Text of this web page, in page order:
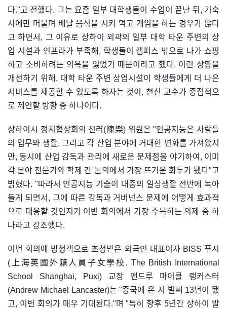
다."고 전했다. 그는 요즘 일부 대학생들이 수업이 끝난 뒤, 기숙
사에만 머물며 배달 음식을 시켜 먹고 게임을 하는 경우가 많다
고 하면서, 그 이유로 상하이 외곽의 일부 대학 타운 주변의 상
업 시설과 인프라가 부족해, 학생들이 캠퍼스 밖으로 나가 쇼핑
하고 소비하려는 의욕을 잃었기 때문이라고 했다. 이런 상황을
개선하기 위해, 대학 타운 주변 상업시설이 학생들에게 더 나은
서비스를 제공할 수 있도록 하자는 것이, 천신 교수가 중점적으
로 제언할 방향 중 하나이다.
상하이시 정치협상회의 천러(陳樂) 위원은 "인공지능은 사람들
의 업무와 생활, 그리고 각 산업 분야에 거대한 변화를 가져왔지
만, 동시에 산업 감독과 관리에 새로운 문제점을 야기하여, 이미
각 분야 전문가와 학제 간 논의에서 가장 뜨거운 화두가 됐다"고
밝혔다. "따라서 인공지능 기술이 대중의 일상생활 전반에 녹아
들게 되면서, 그에 따른 감독과 거버넌스 문제에 어떻게 효과적
으로 대응할 것인지가 이번 회의에서 가장 주목하는 의제 중 하
나라고 강조했다.
이번 회의에 방청객으로 초청받은 외국인 대표이자 BISS 푸시
(上海英國外籍人員子女學校, The British International
School Shanghai, Puxi) 교장 앤드루 마이클 랭커스터
(Andrew Michael Lancaster)는 "중국에 온 지 벌써 13년이 됐
고, 이번 회의가 매우 기대된다."며 "특히 향후 5년간 상하이 발